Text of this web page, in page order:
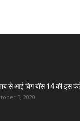
से आई बिग बॉस 14 की इस
5, 2020